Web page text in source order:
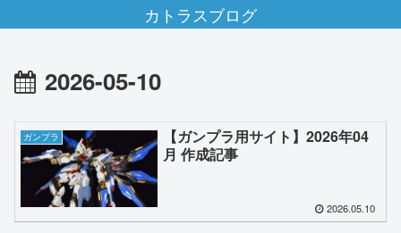
カトラスブログ
2026-05-10
ガンプラ
【ガンプラ用サイト】2026年04
月 作成記事
2026.05.10